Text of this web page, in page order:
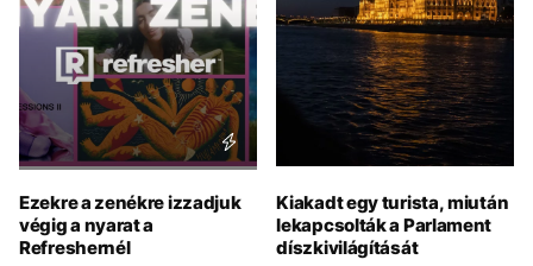
Ezekre a zenékre izzadjuk
végig a nyarat a
Refreshernél
Kiakadt egy turista, miután
lekapcsolták a Parlament
díszkivilágítását